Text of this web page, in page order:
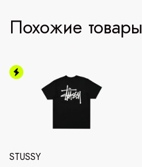
Похожие товары
STUSSY